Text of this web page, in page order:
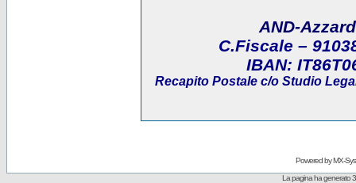
AND-
C.Fiscale –
IBAN:
Recapito Postale c/o Studio
Powered byMX-
La pagina ha generato